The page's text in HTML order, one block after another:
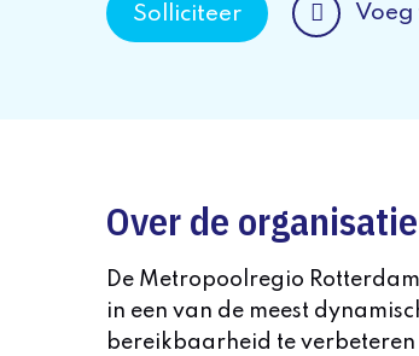
Solliciteer Voeg
Over de organisatie
De Metropoolregio
in een van de meest
bereikbaarheid te